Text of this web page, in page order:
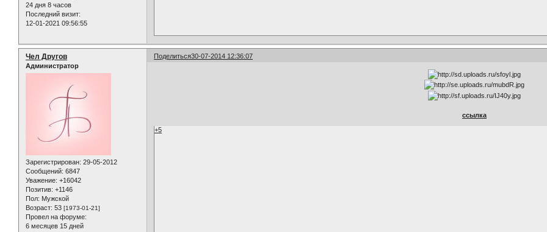
24 дня 8 часов
Последний визит:
12-01-2021 09:56:55
Поделиться30-07-2014 12:36:07
Чел Другов
Администратор
Зарегистрирован: 29-05-2012
Сообщений: 6847
Уважение: +16042
Позитив: +1146
Пол: Мужской
Возраст: 53 [1973-01-21]
Провел на форуме:
6 месяцев 15 дней
cсылка
+5